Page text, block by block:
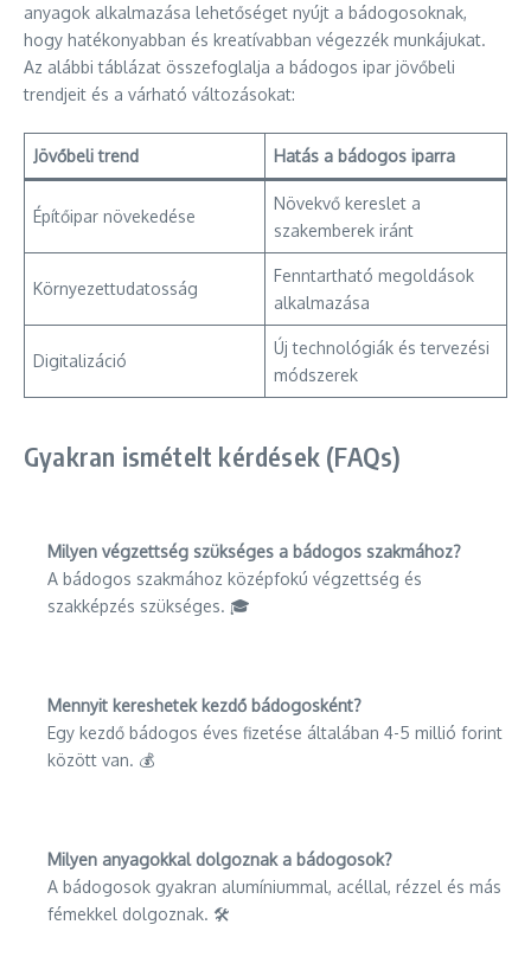
anyagok alkalmazása lehetőséget nyújt a bádogosoknak,
hogy hatékonyabban és kreatívabban végezzék munkájukat.
Az alábbi táblázat összefoglalja a bádogos ipar jövőbeli
trendjeit és a várható változásokat:
Jövőbeli trend Hatás a bádogos iparra
Építőipar növekedése
Növekvő kereslet a
szakemberek iránt
Környezettudatosság
Fenntartható megoldások
alkalmazása
Digitalizáció
Új technológiák és tervezési
módszerek
Gyakran ismételt kérdések (FAQs)
Milyen végzettség szükséges a bádogos szakmához?
A bádogos szakmához középfokú végzettség és
szakképzés szükséges. 🎓
Mennyit kereshetek kezdő bádogosként?
Egy kezdő bádogos éves fizetése általában 4-5 millió forint
között van. 💰
Milyen anyagokkal dolgoznak a bádogosok?
A bádogosok gyakran alumíniummal, acéllal, rézzel és más
fémekkel dolgoznak. 🛠️